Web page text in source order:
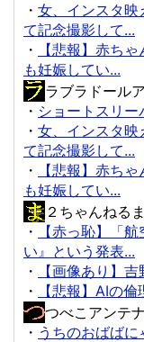
・ 女、インスタ映
て記念撮影して...
・
【悲報】赤ち
も妊娠してい...
ラブラドール
・ ショートスリ
・ 女、インスタ映
て記念撮影して...
・
【悲報】赤ち
も妊娠してい...
２ちゃんねる
・
【赤っ恥】「
い』という発表...
・
【画像あり】
・
【悲報】AIの
つべこアンテナ
・ うちのおばばに